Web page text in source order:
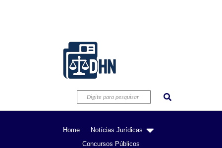
Home
Notícias Jurídicas
Concursos Públicos